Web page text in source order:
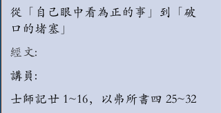
從「自己眼中看為正的事」到「破
口的堵塞」
經文:
講員:
士師記廿 1~16，以弗所書四 25~32